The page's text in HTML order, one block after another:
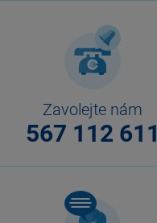
Zavolejte nám
567 112 611